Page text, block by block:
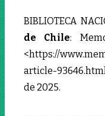
BIBLIOTECA
de Chile:
<https://
article-
de 2025.